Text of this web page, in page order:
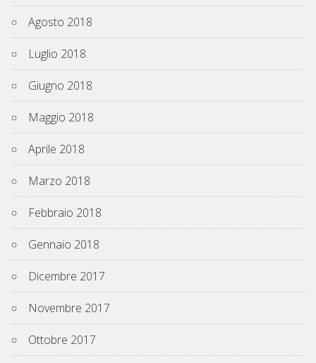
Agosto 2018
Luglio 2018
Giugno 2018
Maggio 2018
Aprile 2018
Marzo 2018
Febbraio 2018
Gennaio 2018
Dicembre 2017
Novembre 2017
Ottobre 2017